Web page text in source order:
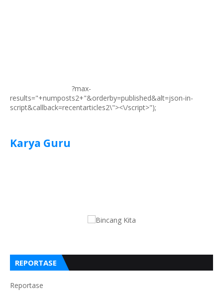
?max-
results="+numposts2+"&orderby=published&alt=json-in-
script&callback=recentarticles2\"><\/script>");
Karya Guru
REPORTASE
Reportase